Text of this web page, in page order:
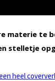
materie te
stelletje
heel